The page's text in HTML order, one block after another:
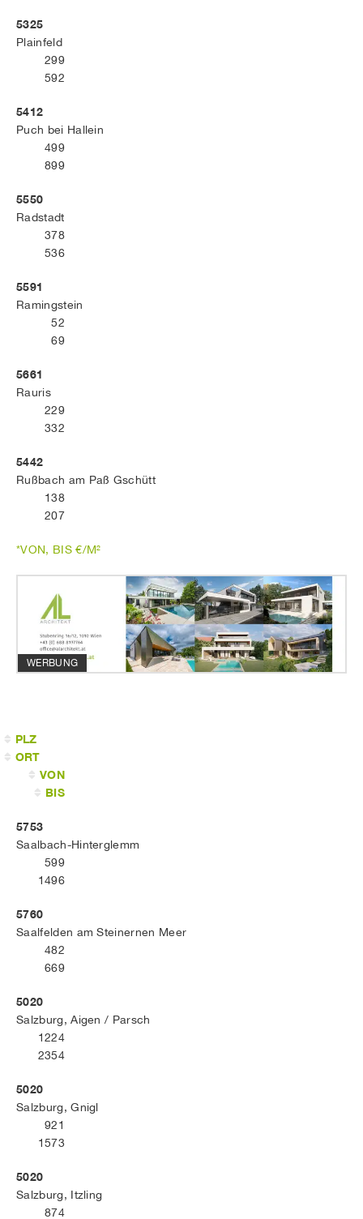
5325
Plainfeld
299
592
5412
Puch bei Hallein
499
899
5550
Radstadt
378
536
5591
Ramingstein
52
69
5661
Rauris
229
332
5442
Rußbach am Paß Gschütt
138
207
*VON, BIS €/M²
WERBUNG
PLZ
ORT
VON
BIS
5753
Saalbach-Hinterglemm
599
1496
5760
Saalfelden am Steinernen Meer
482
669
5020
Salzburg, Aigen / Parsch
1224
2354
5020
Salzburg, Gnigl
921
1573
5020
Salzburg, Itzling
874